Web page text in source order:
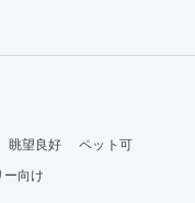
眺望良好
ペット可
ー向け